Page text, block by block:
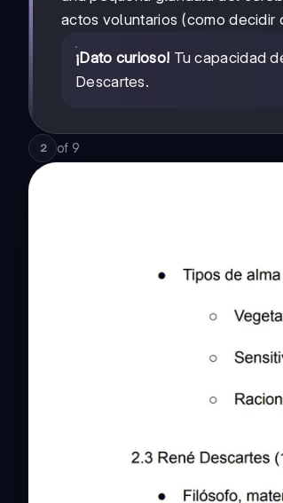
actos voluntarios (como decidir
¡Dato curioso! Tu capacidad
Descartes.
2 of 9